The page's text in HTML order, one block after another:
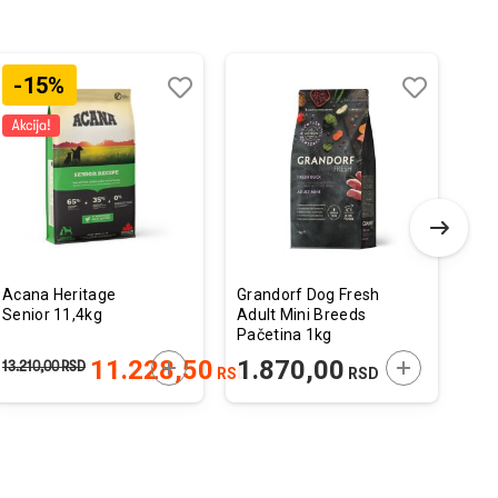
KORPU
-15%
Acana Heritage
Senior 11,4kg
11.228,50 RSD
13.210,00RSD DODAJTE U KORPU
Grandorf Dog Fresh
Adult Mini Breeds
Pačetina 1kg
1.870,00 RSD DODAJTE U